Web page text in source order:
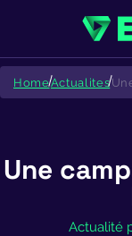
Skip
content
HomeActualites
Une
Actualité